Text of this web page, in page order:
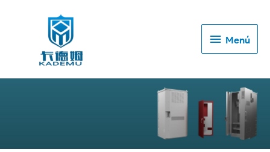
Menú
Menú